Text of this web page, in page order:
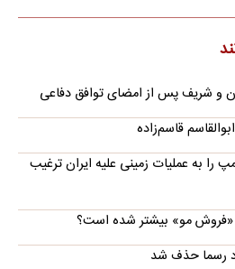
و شریف پس از امضای توافق دفاعی
قاسم‌زاده
را به عملیات زمینی علیه ایران ترغیب
«فروش مو» بیشتر شده است؟
رسما حذف شد